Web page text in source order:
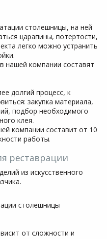
столешницы, на ней
царапины, потертости,
легко можно устранить
нашей компании составят
долгий процесс, к
закупка материала,
подбор необходимого
клея.
компании составит от 10
работы.
реставрации
из искусственного
от сложности и